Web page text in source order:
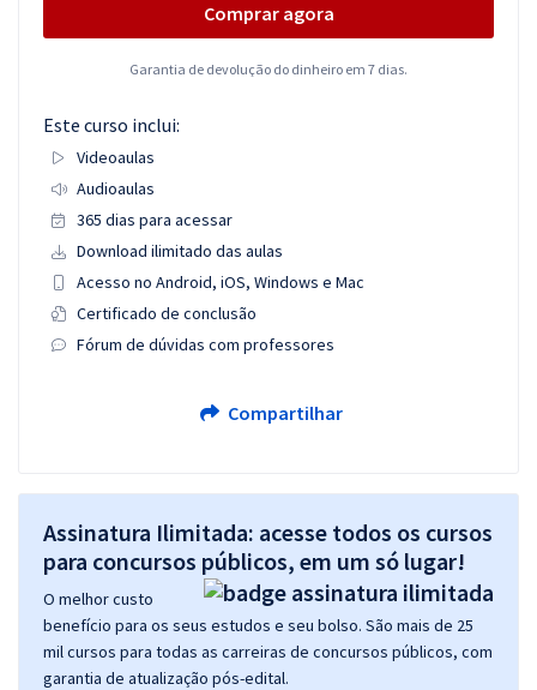
Comprar agora
Garantia de devolução do dinheiro em 7 dias.
Este curso inclui:
Videoaulas
Audioaulas
365 dias para acessar
Download ilimitado das aulas
Acesso no Android, iOS, Windows e Mac
Certificado de conclusão
Fórum de dúvidas com professores
Compartilhar
Assinatura Ilimitada: acesse todos os cursos
para concursos públicos, em um só lugar!
O melhor custo
benefício para os seus estudos e seu bolso. São mais de 25
mil cursos para todas as carreiras de concursos públicos, com
garantia de atualização pós-edital.